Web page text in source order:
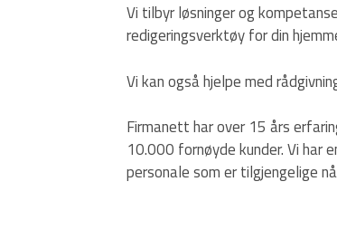
Vi tilbyr løsninger og
redigeringsverktøy for din
Vi kan også hjelpe med
Firmanett har over 15 års
10.000 fornøyde kunder. Vi har
personale som er tilgjengelige